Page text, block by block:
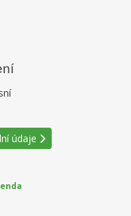
údaje